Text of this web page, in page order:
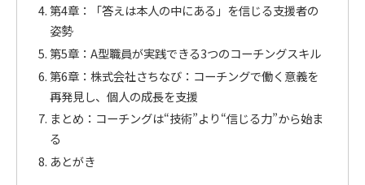
第4章：「答えは本人の中にある」を信じる支援者の
姿勢
第5章：A型職員が実践できる3つのコーチングスキル
第6章：株式会社さちなび：コーチングで働く意義を
再発見し、個人の成長を支援
まとめ：コーチングは“技術”より“信じる力”から始ま
る
あとがき